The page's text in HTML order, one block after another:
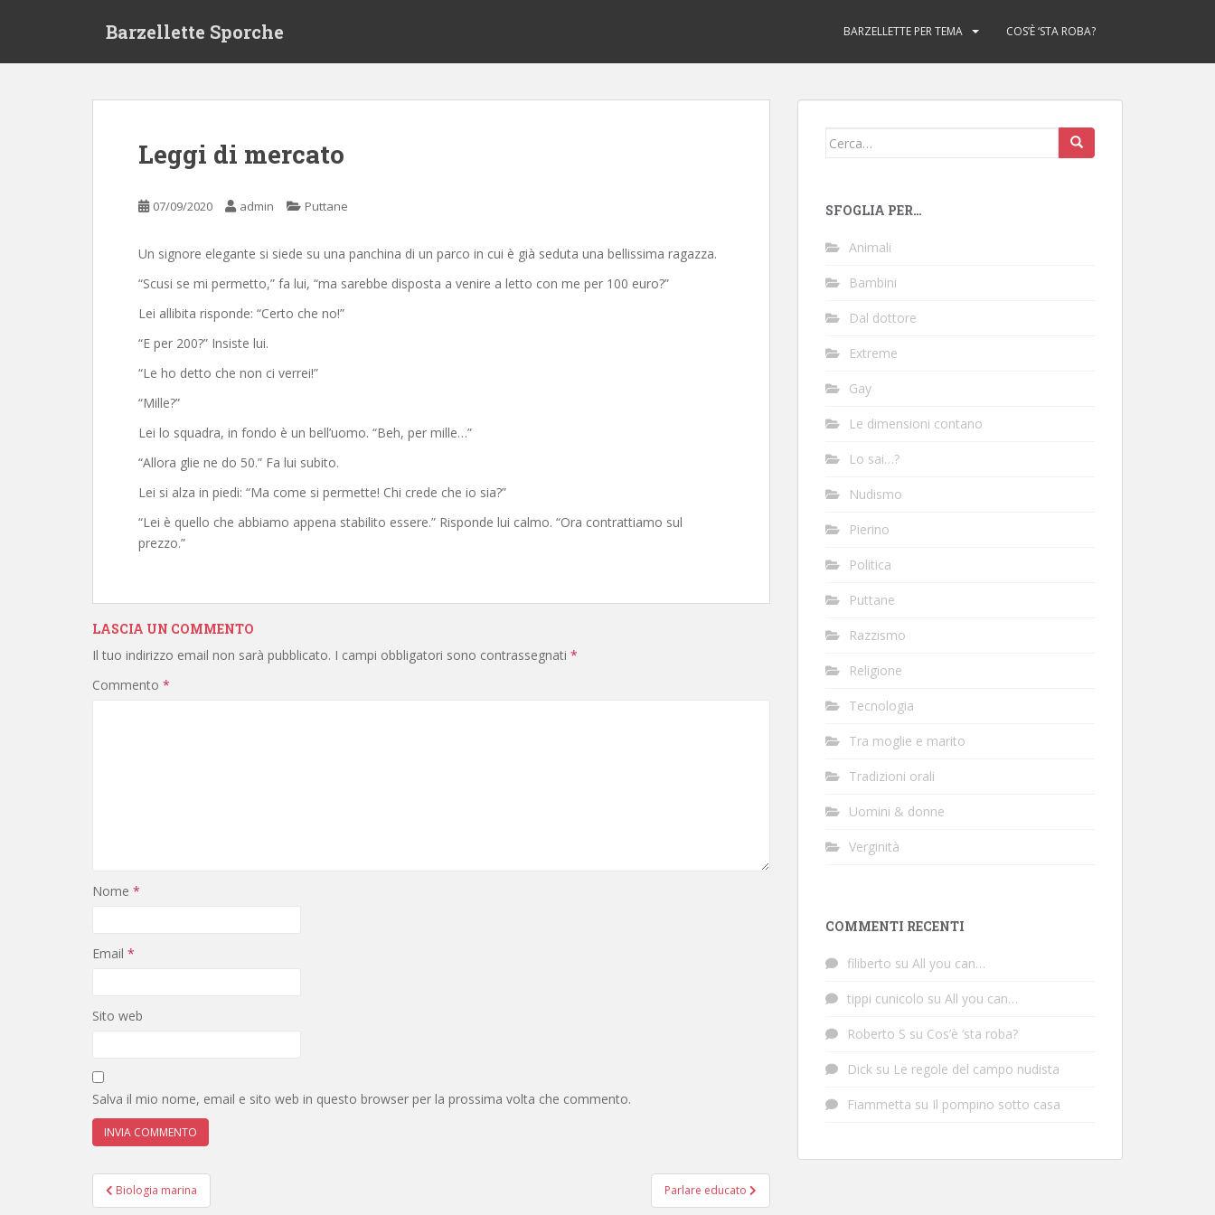
Barzellette Sporche BARZELLETTE PER TEMA COS’È ‘STA ROBA?
Leggi di mercato
07/09/2020 admin Puttane
Un signore elegante si siede su una panchina di un parco in cui è già seduta una bellissima ragazza.
“Scusi se mi permetto,” fa lui, “ma sarebbe disposta a venire a letto con me per 100 euro?”
Lei allibita risponde: “Certo che no!”
“E per 200?” Insiste lui.
“Le ho detto che non ci verrei!”
“Mille?”
Lei lo squadra, in fondo è un bell’uomo. “Beh, per mille…”
“Allora glie ne do 50.” Fa lui subito.
Lei si alza in piedi: “Ma come si permette! Chi crede che io sia?”
“Lei è quello che abbiamo appena stabilito essere.” Risponde lui calmo. “Ora contrattiamo sul
prezzo.”
LASCIA UN COMMENTO
Il tuo indirizzo email non sarà pubblicato. I campi obbligatori sono contrassegnati *
Commento *
Nome *
Email *
Sito web
Salva il mio nome, email e sito web in questo browser per la prossima volta che commento.
Navigazione
articoli
Biologia marina Parlare educato
Cerca:
SFOGLIA PER…
Animali
Bambini
Dal dottore
Extreme
Gay
Le dimensioni contano
Lo sai…?
Nudismo
Pierino
Politica
Puttane
Razzismo
Religione
Tecnologia
Tra moglie e marito
Tradizioni orali
Uomini & donne
Verginità
COMMENTI RECENTI
filiberto su All you can…
tippi cunicolo su All you can…
Roberto S su Cos’è ‘sta roba?
Dick su Le regole del campo nudista
Fiammetta su Il pompino sotto casa